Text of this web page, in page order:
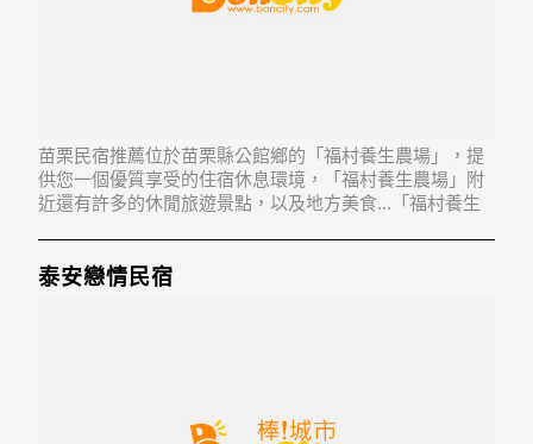
苗栗民宿推薦位於苗栗縣公館鄉的「福村養生農場」，提
供您一個優質享受的住宿休息環境，「福村養生農場」附
近還有許多的休閒旅遊景點，以及地方美食...「福村養生
泰安戀情民宿